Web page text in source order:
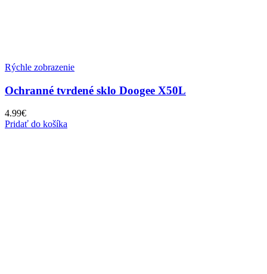
Rýchle zobrazenie
Ochranné tvrdené sklo Doogee X50L
4.99€
Pridať do košíka